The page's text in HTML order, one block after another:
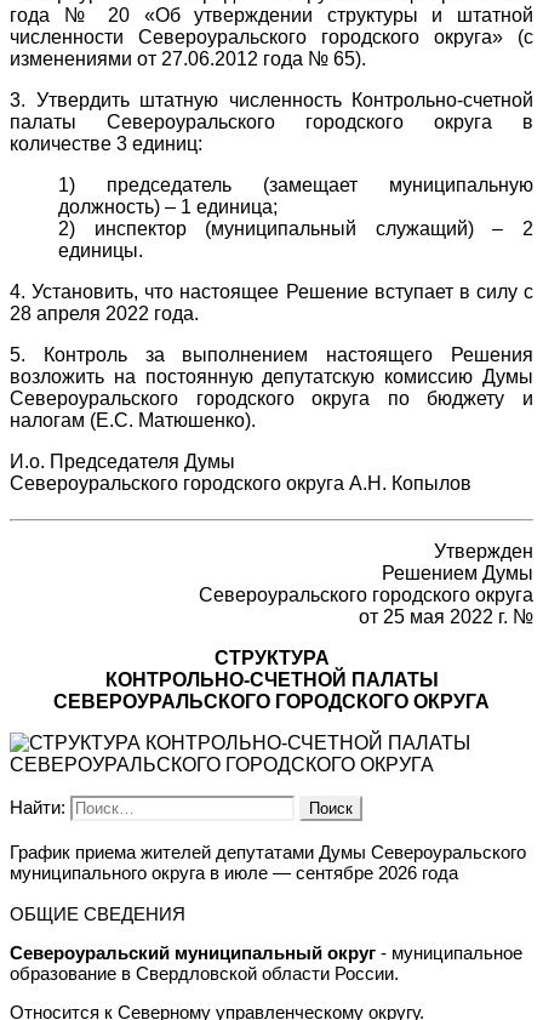
года № 20 «Об утверждении структуры и штатной
численности Североуральского городского округа» (с
изменениями от 27.06.2012 года № 65).
3. Утвердить штатную численность Контрольно-счетной
палаты Североуральского городского округа в
количестве 3 единиц:
1) председатель (замещает муниципальную
должность) – 1 единица;
2) инспектор (муниципальный служащий) – 2
единицы.
4. Установить, что настоящее Решение вступает в силу с
28 апреля 2022 года.
5. Контроль за выполнением настоящего Решения
возложить на постоянную депутатскую комиссию Думы
Североуральского городского округа по бюджету и
налогам (Е.С. Матюшенко).
И.о. Председателя Думы
Североуральского городского округа А.Н. Копылов
Утвержден
Решением Думы
Североуральского городского округа
от 25 мая 2022 г. №
СТРУКТУРА
КОНТРОЛЬНО-СЧЕТНОЙ ПАЛАТЫ
СЕВЕРОУРАЛЬСКОГО ГОРОДСКОГО ОКРУГА
Найти:
График приема жителей депутатами Думы Североуральского
муниципального округа в июле — сентябре 2026 года
ОБЩИЕ СВЕДЕНИЯ
Североуральский муниципальный округ - муниципальное
образование в Свердловской области России.
Относится к Северному управленческому округу.